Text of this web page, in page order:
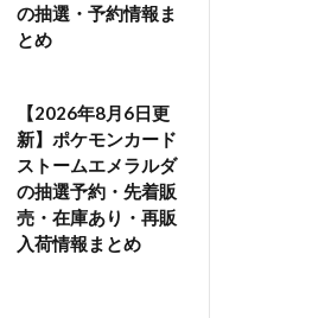
の抽選・予約情報ま
とめ
【2026年8月6日更
新】ポケモンカード
ストームエメラルダ
の抽選予約・先着販
売・在庫あり・再販
入荷情報まとめ